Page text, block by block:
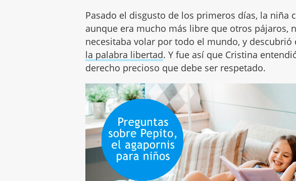
Pasado el disgusto de los primeros días, la niña
aunque era mucho más libre que otros pájaros,
necesitaba volar por todo el mundo, y descubrió
la palabra libertad. Y fue así que Cristina
derecho precioso que debe ser respetado.